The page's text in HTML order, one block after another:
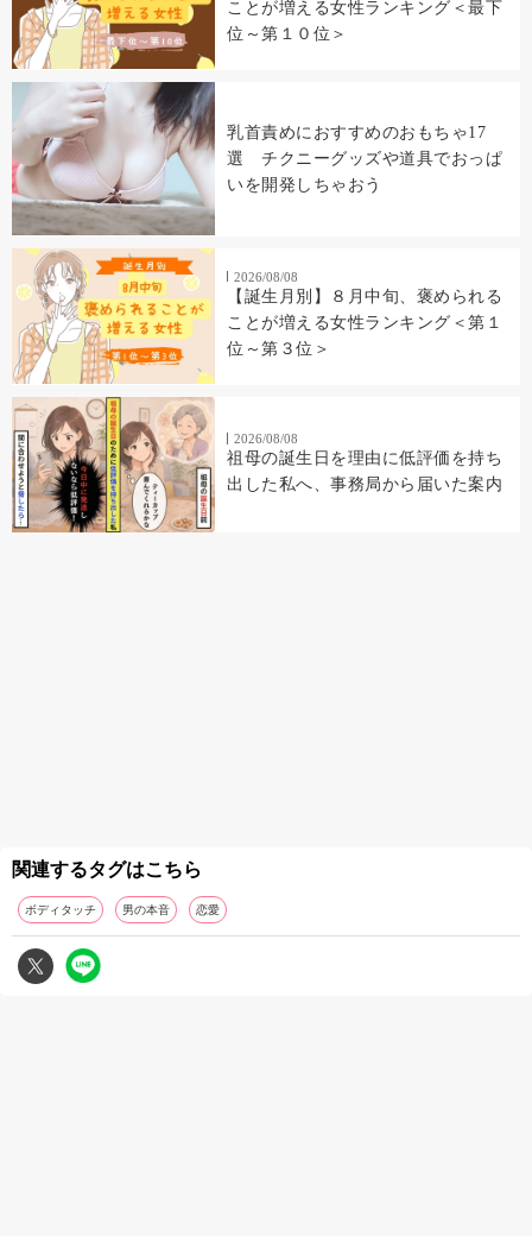
ことが増える女性ランキング＜最下
位～第１０位＞
乳首責めにおすすめのおもちゃ17
選 チクニーグッズや道具でおっぱ
いを開発しちゃおう
2026/08/08
【誕生月別】８月中旬、褒められる
ことが増える女性ランキング＜第１
位～第３位＞
2026/08/08
祖母の誕生日を理由に低評価を持ち
出した私へ、事務局から届いた案内
関連するタグはこちら
ボディタッチ 男の本音 恋愛